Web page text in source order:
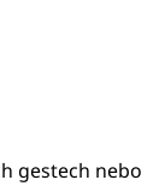
gestech nebo